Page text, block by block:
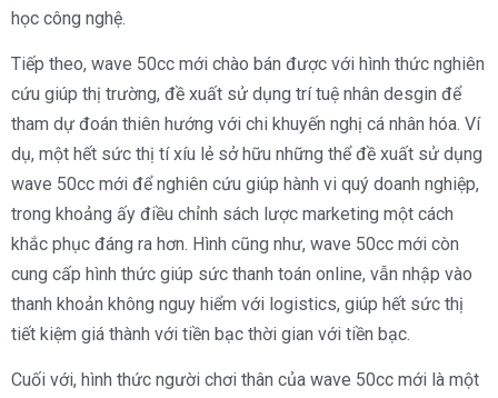
học công nghệ.
Tiếp theo, wave 50cc mới chào bán được với hình thức nghiên
cứu giúp thị trường, đề xuất sử dụng trí tuệ nhân desgin để
tham dự đoán thiên hướng với chi khuyến nghị cá nhân hóa. Ví
dụ, một hết sức thị tí xíu lẻ sở hữu những thể đề xuất sử dụng
wave 50cc mới để nghiên cứu giúp hành vi quý doanh nghiệp,
trong khoảng ấy điều chỉnh sách lược marketing một cách
khắc phục đáng ra hơn. Hình cũng như, wave 50cc mới còn
cung cấp hình thức giúp sức thanh toán online, vẫn nhập vào
thanh khoản không nguy hiểm với logistics, giúp hết sức thị
tiết kiệm giá thành với tiền bạc thời gian với tiền bạc.
Cuối với, hình thức người chơi thân của wave 50cc mới là một